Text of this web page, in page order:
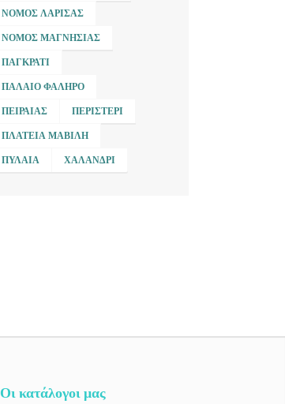
ΝΟΜΌΣ ΛΆΡΙΣΑΣ
ΝΟΜΌΣ ΜΑΓΝΗΣΊΑΣ
ΠΑΓΚΡΆΤΙ
ΠΑΛΑΙΌ ΦΆΛΗΡΟ
ΠΕΙΡΑΙΆΣ ΠΕΡΙΣΤΈΡΙ
ΠΛΑΤΕΊΑ ΜΑΒΊΛΗ
ΠΥΛΑΊΑ ΧΑΛΆΝΔΡΙ
Οι κατάλογοι μας